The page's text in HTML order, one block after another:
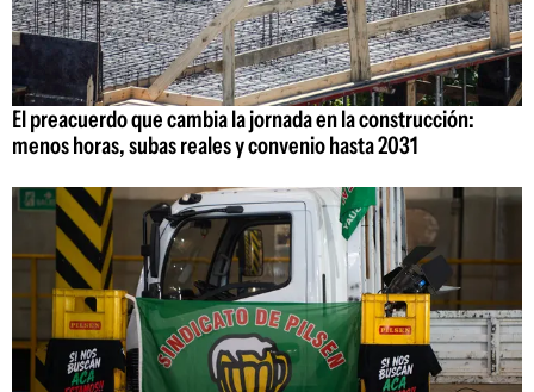
El preacuerdo que cambia la jornada en la construcción:
menos horas, subas reales y convenio hasta 2031